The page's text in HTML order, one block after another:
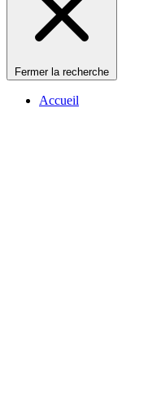
Fermer la recherche
Accueil